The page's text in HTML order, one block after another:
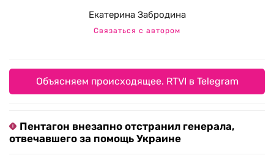
Екатерина Забродина
Связаться с автором
Объясняем происходящее. RTVI в Telegram
Пентагон внезапно отстранил генерала,
отвечавшего за помощь Украине